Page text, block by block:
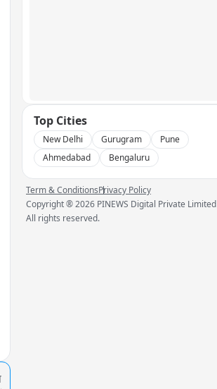
Top Cities
New Delhi Gurugram
Pune
Ahmedabad
Bengaluru
Term & ConditionsPrivacy Policy
Copyright ®2026 PINEWS Digital Private Limited
All rights reserved.